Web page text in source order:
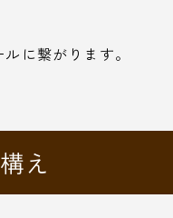
に繋がります。
え